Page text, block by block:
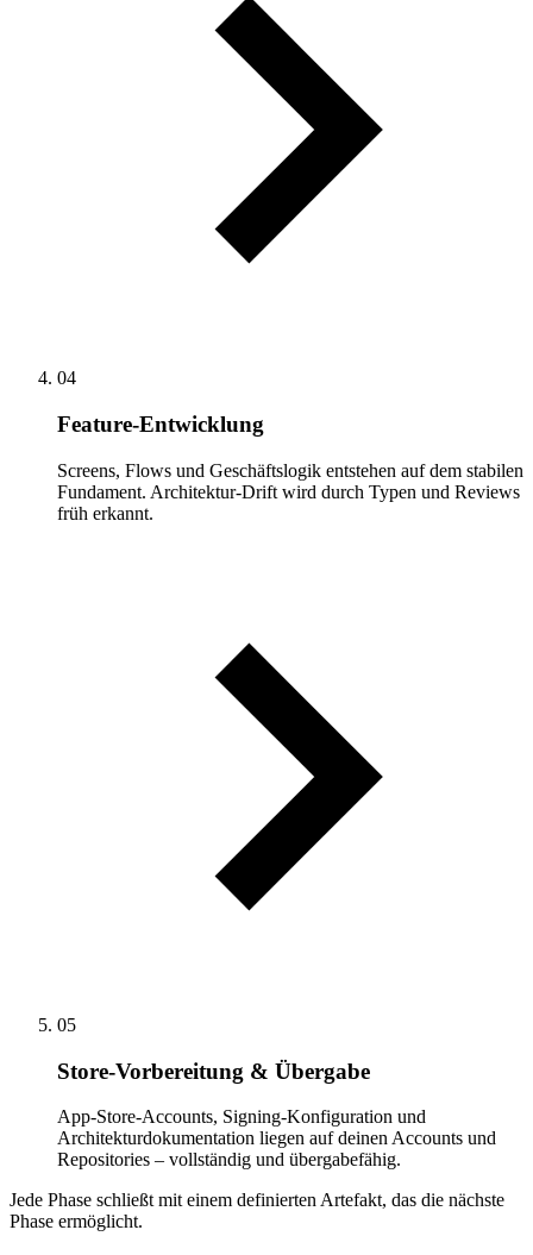
04
Feature-Entwicklung
Screens, Flows und Geschäftslogik entstehen auf dem stabilen
Fundament. Architektur-Drift wird durch Typen und Reviews
früh erkannt.
05
Store-Vorbereitung & Übergabe
App-Store-Accounts, Signing-Konfiguration und
Architekturdokumentation liegen auf deinen Accounts und
Repositories – vollständig und übergabefähig.
Jede Phase schließt mit einem definierten Artefakt, das die nächste
Phase ermöglicht.